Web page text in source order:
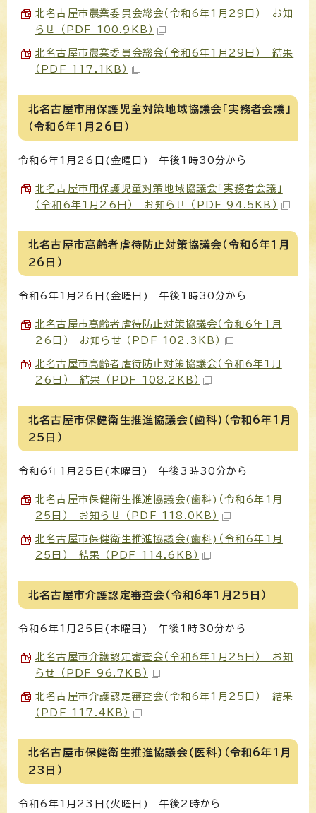
北名古屋市農業委員会総会（令和6年1月29日） お知
らせ （PDF 100.9KB）
北名古屋市農業委員会総会（令和6年1月29日） 結果
（PDF 117.1KB）
北名古屋市用保護児童対策地域協議会「実務者会議」
（令和6年1月26日）
令和6年1月26日(金曜日) 午後1時30分から
北名古屋市用保護児童対策地域協議会「実務者会議」
（令和6年1月26日） お知らせ （PDF 94.5KB）
北名古屋市高齢者虐待防止対策協議会（令和6年1月
26日）
令和6年1月26日(金曜日) 午後1時30分から
北名古屋市高齢者虐待防止対策協議会（令和6年1月
26日） お知らせ （PDF 102.3KB）
北名古屋市高齢者虐待防止対策協議会（令和6年1月
26日） 結果 （PDF 108.2KB）
北名古屋市保健衛生推進協議会(歯科)（令和6年1月
25日）
令和6年1月25日(木曜日) 午後3時30分から
北名古屋市保健衛生推進協議会(歯科)（令和6年1月
25日） お知らせ （PDF 118.0KB）
北名古屋市保健衛生推進協議会(歯科)（令和6年1月
25日） 結果 （PDF 114.6KB）
北名古屋市介護認定審査会（令和6年1月25日）
令和6年1月25日(木曜日) 午後1時30分から
北名古屋市介護認定審査会（令和6年1月25日） お知
らせ （PDF 96.7KB）
北名古屋市介護認定審査会（令和6年1月25日） 結果
（PDF 117.4KB）
北名古屋市保健衛生推進協議会(医科)（令和6年1月
23日）
令和6年1月23日(火曜日) 午後2時から